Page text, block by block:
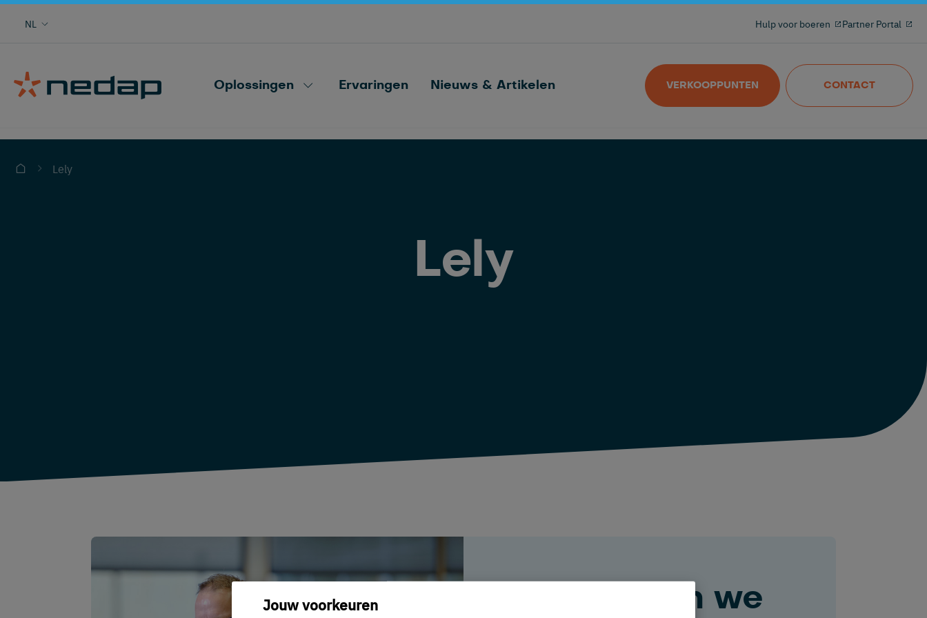
Jouw voorkeuren
NL Hulp voor boeren Partner Portal
Oplossingen
Koe monitoring met tocht, gezondheid, Melken opnieuw uitgevonden met de 100%
freeflow en draadloze melkmeter
Ervaringen Nieuws & Artikelen VERKOOPPUNTEN CONTACT
Lely
Lely
Hoe kunnen we